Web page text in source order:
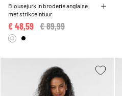
Blousejurk in broderie anglaise
met strikceintuur
Price reduced from
€ 89,99
€ 48,59